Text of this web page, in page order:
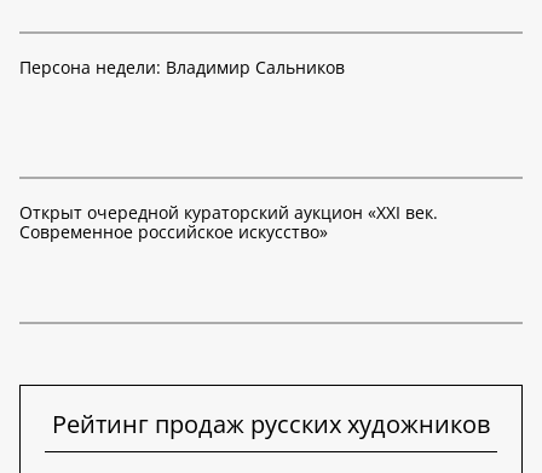
Персона недели: Владимир Сальников
Открыт очередной кураторский аукцион «XXI век.
Современное российское искусство»
Рейтинг продаж русских художников